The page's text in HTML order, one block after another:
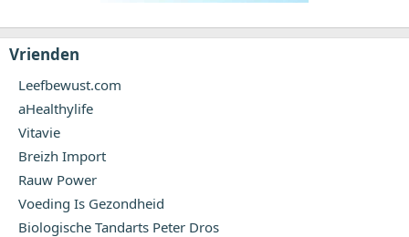
Vrienden
Leefbewust.com
aHealthylife
Vitavie
Breizh Import
Rauw Power
Voeding Is Gezondheid
Biologische Tandarts Peter Dros